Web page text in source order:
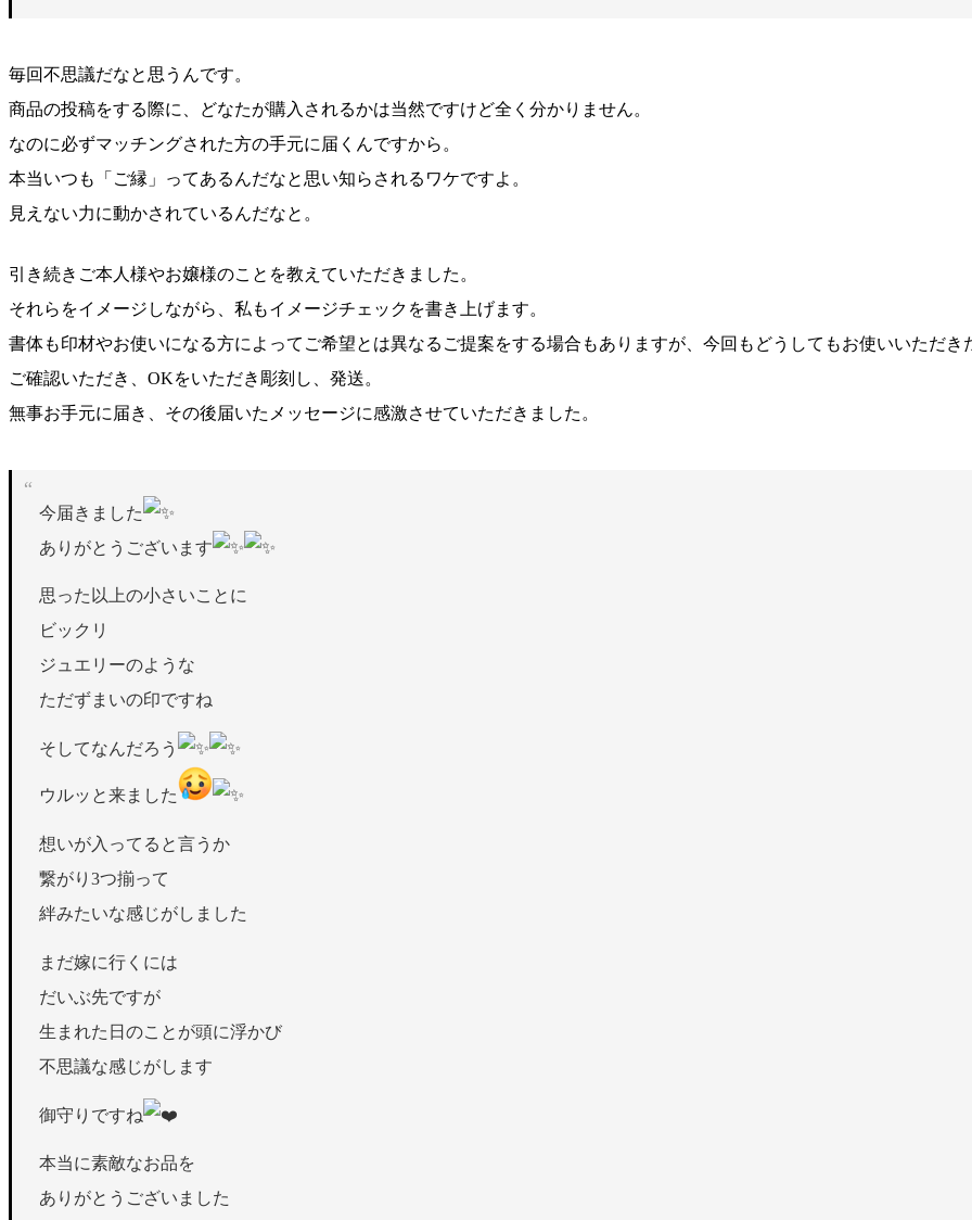
毎回不思議だなと思うんです。
商品の投稿をする際に、どなたが購入されるかは当然ですけど全く分かりません。
なのに必ずマッチングされた方の手元に届くんですから。
本当いつも「ご縁」ってあるんだなと思い知らされるワケですよ。
見えない力に動かされているんだなと。
引き続きご本人様やお嬢様のことを教えていただきました。
それらをイメージしながら、私もイメージチェックを書き上げます。
書体も印材やお使いになる方によってご希望とは異なるご提案をする場合もありますが、今回もどうしてもお使いいただき
ご確認いただき、OKをいただき彫刻し、発送。
無事お手元に届き、その後届いたメッセージに感激させていただきました。
今届きました
ありがとうございます
思った以上の小さいことに
ビックリ
ジュエリーのような
ただずまいの印ですね
そしてなんだろう
ウルッと来ました
想いが入ってると言うか
繋がり3つ揃って
絆みたいな感じがしました
まだ嫁に行くには
だいぶ先ですが
生まれた日のことが頭に浮かび
不思議な感じがします
御守りですね
本当に素敵なお品を
ありがとうございました